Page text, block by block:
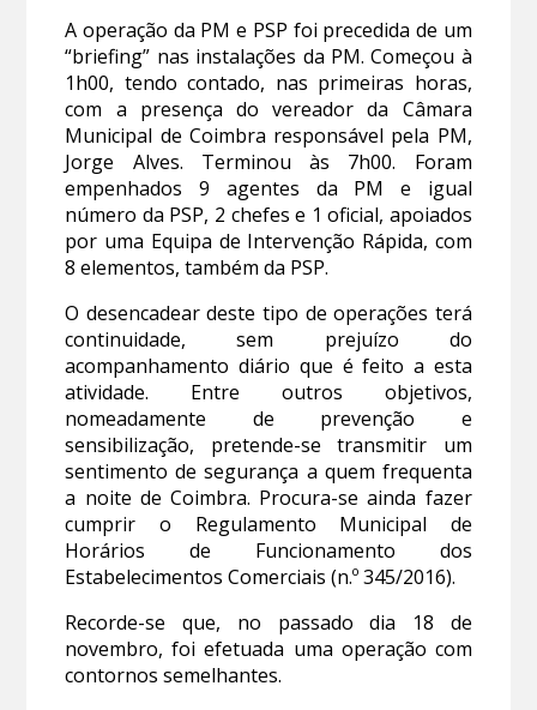
A operação da PM e PSP foi precedida de um
“briefing” nas instalações da PM. Começou à
1h00, tendo contado, nas primeiras horas,
com a presença do vereador da Câmara
Municipal de Coimbra responsável pela PM,
Jorge Alves. Terminou às 7h00. Foram
empenhados 9 agentes da PM e igual
número da PSP, 2 chefes e 1 oficial, apoiados
por uma Equipa de Intervenção Rápida, com
8 elementos, também da PSP.
O desencadear deste tipo de operações terá
continuidade, sem prejuízo do
acompanhamento diário que é feito a esta
atividade. Entre outros objetivos,
nomeadamente de prevenção e
sensibilização, pretende-se transmitir um
sentimento de segurança a quem frequenta
a noite de Coimbra. Procura-se ainda fazer
cumprir o Regulamento Municipal de
Horários de Funcionamento dos
Estabelecimentos Comerciais (n.º 345/2016).
Recorde-se que, no passado dia 18 de
novembro, foi efetuada uma operação com
contornos semelhantes.